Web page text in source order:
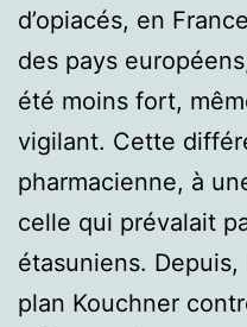
d’opiacés, en
des pays
été moins fort,
vigilant. Cette
pharmacienne, à
celle qui prévalait
étasuniens.
plan Kouchner